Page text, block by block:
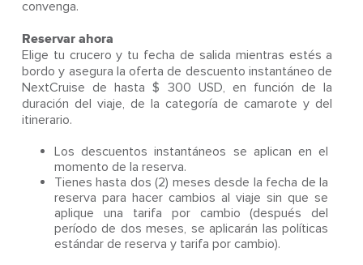
convenga.
Reservar ahora
Elige tu crucero y tu fecha de salida mientras estés a
bordo y asegura la oferta de descuento instantáneo de
NextCruise de hasta $ 300 USD, en función de la
duración del viaje, de la categoría de camarote y del
itinerario.
Los descuentos instantáneos se aplican en el
momento de la reserva.
Tienes hasta dos (2) meses desde la fecha de la
reserva para hacer cambios al viaje sin que se
aplique una tarifa por cambio (después del
período de dos meses, se aplicarán las políticas
estándar de reserva y tarifa por cambio).